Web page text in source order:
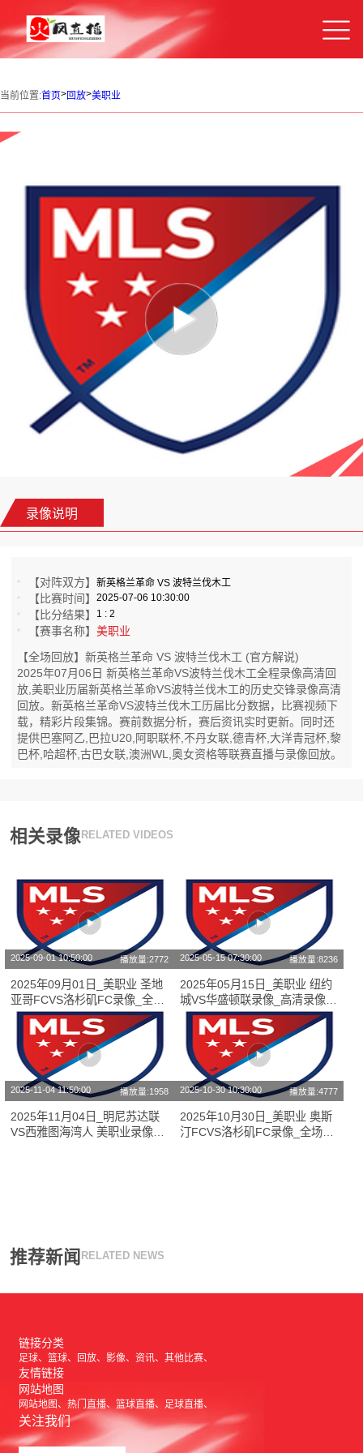
当前位置:首页>回放>美职业
录像说明
【对阵双方】新英格兰革命 VS 波特兰伐木工
【比赛时间】2025-07-06 10:30:00
【比分结果】 1 : 2
【赛事名称】美职业
【全场回放】新英格兰革命 VS 波特兰伐木工 (官方解说)
2025年07月06日 新英格兰革命VS波特兰伐木工全程录像高清回
放,美职业历届新英格兰革命VS波特兰伐木工的历史交锋录像高清
回放。新英格兰革命VS波特兰伐木工历届比分数据，比赛视频下
载，精彩片段集锦。赛前数据分析，赛后资讯实时更新。同时还
提供巴塞阿乙,巴拉U20,阿职联杯,不丹女联,德青杯,大洋青冠杯,黎
巴杯,哈超杯,古巴女联,澳洲WL,奥女资格等联赛直播与录像回放。
相关录像 RELATED VIDEOS
2025-09-01 10:50:00 播放量:2772
2025年09月01日_美职业 圣地
亚哥FCVS洛杉矶FC录像_全场
录像【高清回放】
2025-05-15 07:30:00 播放量:8236
2025年05月15日_美职业 纽约
城VS华盛顿联录像_高清录像
【全场回放】
2025-11-04 11:50:00 播放量:1958
2025年11月04日_明尼苏达联
VS西雅图海湾人 美职业录像_
2025-10-30 10:30:00 播放量:4777
2025年10月30日_美职业 奥斯
汀FCVS洛杉矶FC录像_全场录
推荐新闻 RELATED NEWS
链接分类
足球 篮球 回放 影像 资讯 其他比赛
友情链接
网站地图
网站地图 热门直播 篮球直播 足球直播
关注我们